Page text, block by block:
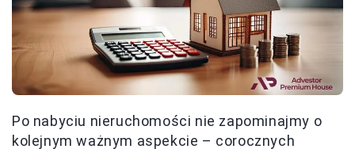
Po nabyciu nieruchomości nie zapominajmy o
kolejnym ważnym aspekcie – corocznych